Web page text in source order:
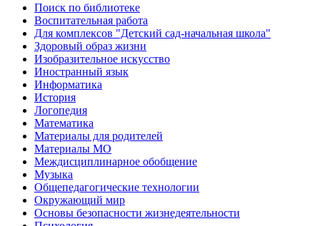
Поиск по библиотеке
Воспитательная работа
Для комплексов "Детский сад-начальная школа"
Здоровый образ жизни
Изобразительное искусство
Иностранный язык
Информатика
История
Логопедия
Математика
Материалы для родителей
Материалы МО
Междисциплинарное обобщение
Музыка
Общепедагогические технологии
Окружающий мир
Основы безопасности жизнедеятельности